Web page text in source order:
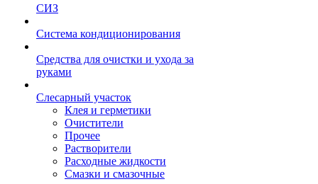
СИЗ
Система кондиционирования
Средства для очистки и ухода за
руками
Слесарный участок
Клея и герметики
Очистители
Прочее
Растворители
Расходные жидкости
Смазки и смазочные